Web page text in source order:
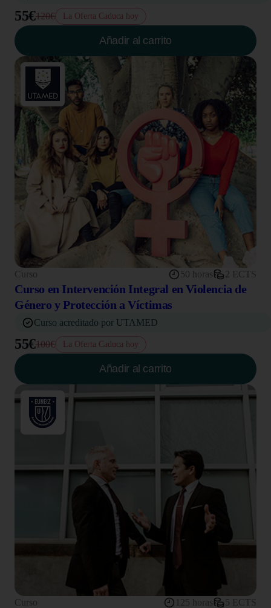
55€120€ La Oferta Caduca hoy
Añadir al carrito
Curso 50 horas 2 ECTS
Curso en Intervención Integral en Violencia de
Género y Protección a Víctimas
Curso acreditado por UTAMED
55€100€ La Oferta Caduca hoy
Añadir al carrito
Curso 125 horas 5 ECTS